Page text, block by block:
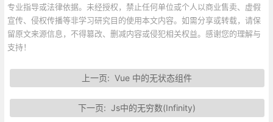
专业指导或法律依据。未经授权，禁止任何单位或个人以商业售卖、虚假
宣传、侵权传播等非学习研究目的使用本文内容。如需分享或转载，请保
留原文来源信息，不得篡改、删减内容或侵犯相关权益。感谢您的理解与
支持！
上一页:Vue 中的无状态组件
下一页:Js中的无穷数(Infinity)